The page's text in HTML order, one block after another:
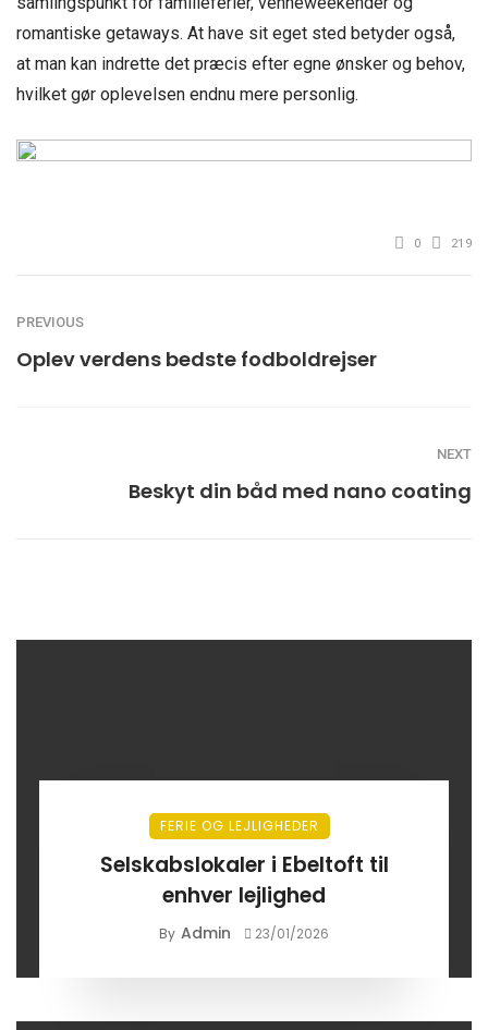
romantiske getaways. At have sit eget sted betyder også,
at man kan indrette det præcis efter egne ønsker og behov,
hvilket gør oplevelsen endnu mere personlig.
0 219
PREVIOUS
Oplev verdens bedste fodboldrejser
NEXT
Beskyt din båd med nano coating
FERIE OG LEJLIGHEDER
Selskabslokaler i Ebeltoft til
enhver lejlighed
By Admin 23/01/2026